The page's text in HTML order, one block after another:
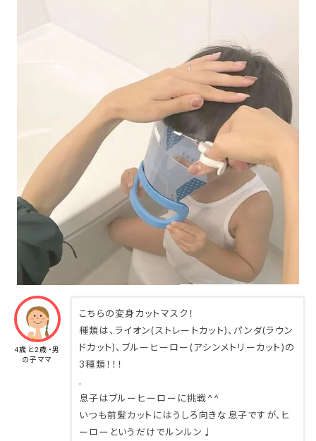
4歳と2歳・男
の子ママ
こちらの変身カットマスク！
種類は、ライオン(ストレートカット)、パンダ(ラウン
ドカット)、ブルーヒーロー(アシンメトリーカット)の
3種類！！！
.
息子はブルーヒーローに挑戦^^
いつも前髪カットにはうしろ向きな息子ですが、ヒ
ーローというだけでルンルン♩